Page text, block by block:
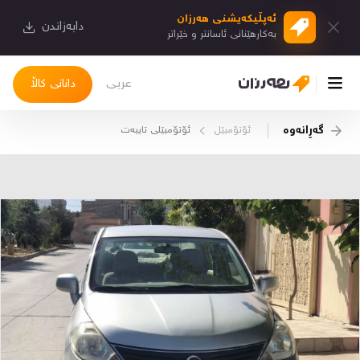
ئەپڵیكەیشنی هەرزان
بەكارهێنانی ئاسانتر و خێراتر دابەزاندن
دانانی کاڵا عربی
کاڵاکانم
دیاریکراوەکانم
دوا بینراوەکان
چات
گەڕانەوە ئۆتۆمبێل ئۆتۆمبێلی تایبه‌ت